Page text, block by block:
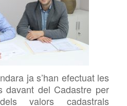
ja s’han efectuat les
davant del Cadastre per
valors cadastrals